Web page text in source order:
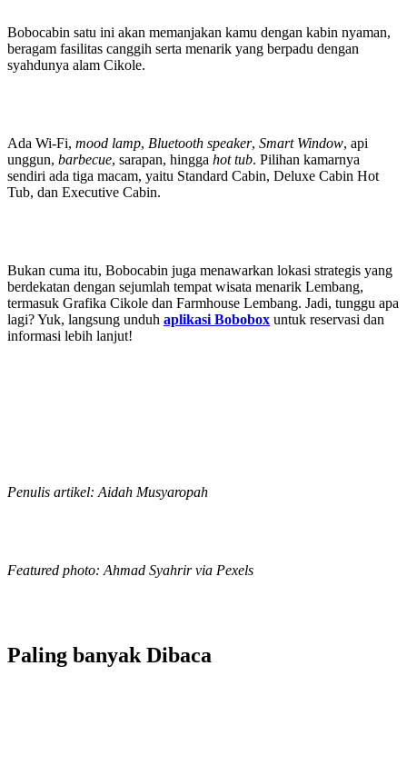
Bobocabin satu ini akan memanjakan kamu dengan kabin nyaman,
beragam fasilitas canggih serta menarik yang berpadu dengan
syahdunya alam Cikole.
Ada Wi-Fi, mood lamp, Bluetooth speaker, Smart Window, api
unggun, barbecue, sarapan, hingga hot tub. Pilihan kamarnya
sendiri ada tiga macam, yaitu Standard Cabin, Deluxe Cabin Hot
Tub, dan Executive Cabin.
Bukan cuma itu, Bobocabin juga menawarkan lokasi strategis yang
berdekatan dengan sejumlah tempat wisata menarik Lembang,
termasuk Grafika Cikole dan Farmhouse Lembang. Jadi, tunggu apa
lagi? Yuk, langsung unduh aplikasi Bobobox untuk reservasi dan
informasi lebih lanjut!
Penulis artikel: Aidah Musyaropah
Featured photo: Ahmad Syahrir via Pexels
Paling banyakDibaca